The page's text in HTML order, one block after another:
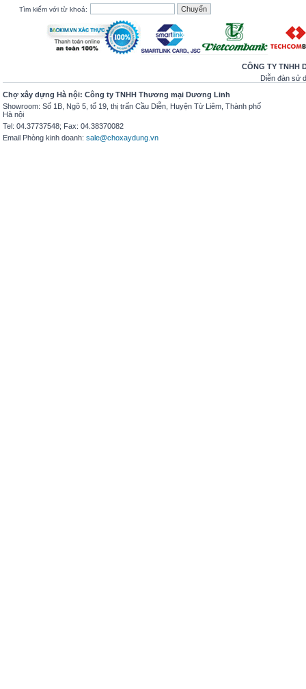
Tìm kiếm với từ khoá:
CÔNG TY TNHH
Diễn đàn sử
Chợ xây dựng Hà nội: Công ty TNHH Thương mại Dương Linh
Showroom: Số 1B, Ngõ 5, tổ 19, thị trấn Cầu Diễn, Huyện Từ Liêm, Thành phố
Hà nội
Tel: 04.37737548; Fax: 04.38370082
Email Phòng kinh doanh: sale@choxaydung.vn